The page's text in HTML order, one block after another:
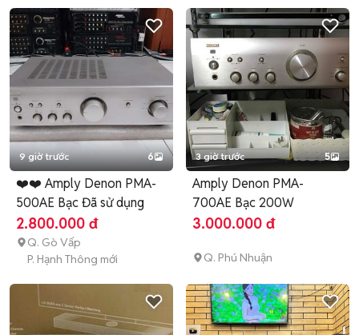
9 giờ trước 6
❤️❤️ Amply Denon PMA-
500AE Bạc Đã sử dụng
2.800.000 đ
Q. Gò Vấp
P. Hạnh Thông mới
3 giờ trước 5
Amply Denon PMA-
700AE Bạc 200W
3.000.000 đ
Q. Phú Nhuận